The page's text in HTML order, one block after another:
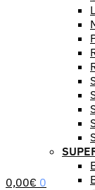
0,00€ 0